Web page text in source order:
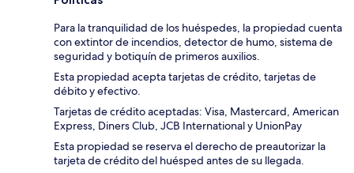
Para la tranquilidad de los huéspedes, la propiedad cuenta
con extintor de incendios, detector de humo, sistema de
seguridad y botiquín de primeros auxilios.
Esta propiedad acepta tarjetas de crédito, tarjetas de
débito y efectivo.
Tarjetas de crédito aceptadas: Visa, Mastercard, American
Express, Diners Club, JCB International y UnionPay
Esta propiedad se reserva el derecho de preautorizar la
tarjeta de crédito del huésped antes de su llegada.